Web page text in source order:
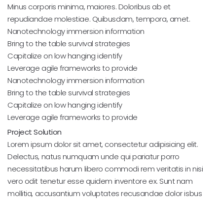
Minus corporis minima, maiores. Doloribus ab et
repudiandae molestiae. Quibusdam, tempora, amet.
Nanotechnology immersion information
Bring to the table survival strategies
Capitalize on low hanging identify
Leverage agile frameworks to provide
Nanotechnology immersion information
Bring to the table survival strategies
Capitalize on low hanging identify
Leverage agile frameworks to provide
Project Solution
Lorem ipsum dolor sit amet, consectetur adipisicing elit.
Delectus, natus numquam unde qui pariatur porro
necessitatibus harum libero commodi rem veritatis in nisi
vero odit tenetur esse quidem inventore ex. Sunt nam
mollitia, accusantium voluptates recusandae dolor isbus